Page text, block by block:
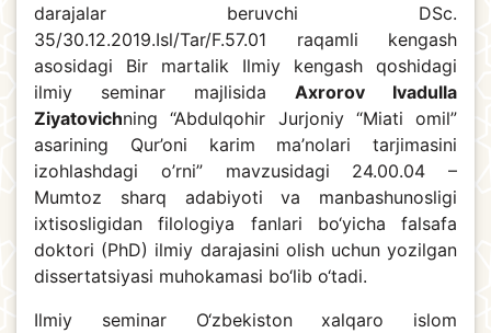
darajalar beruvchi DSc.
35/30.12.2019.Isl/Tar/F.57.01 raqamli kengash
asosidagi Bir martalik Ilmiy kengash qoshidagi
ilmiy seminar majlisida Axrorov Ivadulla
Ziyatovichning “Abdulqohir Jurjoniy “Miati omil”
asarining Qur’oni karim ma’nolari tarjimasini
izohlashdagi o’rni” mavzusidagi 24.00.04 –
Mumtoz sharq adabiyoti va manbashunosligi
ixtisosligidan filologiya fanlari bo‘yicha falsafa
doktori (PhD) ilmiy darajasini оlish uchun yozilgаn
dissеrtаtsiyasi muhokamasi bo‘lib o‘tadi.
Ilmiy seminar O‘zbekiston xalqaro islom